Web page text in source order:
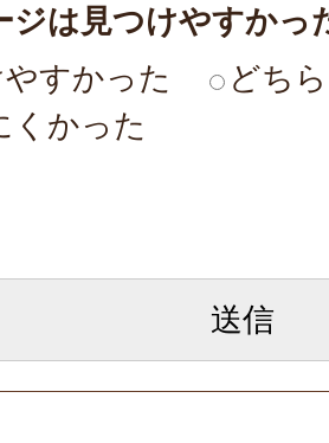
ジは見つけやすかっ
やすかった
どち
くかった